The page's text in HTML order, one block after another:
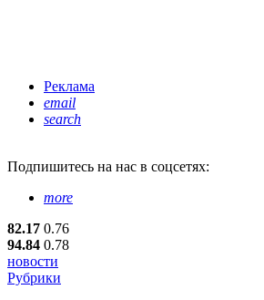
Реклама
email
search
Подпишитесь на нас в соцсетях:
more
82.17 0.76
94.84 0.78
новости
Рубрики